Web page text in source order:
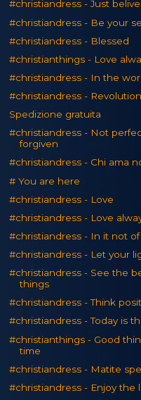
#christiandress - Just belive
#christiandress - Be your
#christiandress - Blessed
#christianthings - Love
#christiandress - In the
#christiandress - Revolution
Spedizione gratuita
#christiandress - Not
forgiven
#christiandress - Chi ama
# You are here
#christiandress - Love
#christiandress - Love
#christiandress - In it not
#christiandress - Let your
#christiandress - See the
things
#christiandress - Think
#christiandress - Today is
#christianthings - Good
time
#christiandress - Matite
#christiandress - Enjoy the